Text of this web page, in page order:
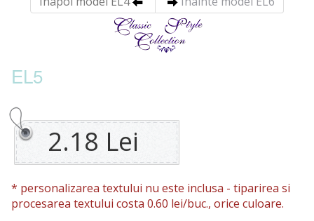
EL5
2.18 Lei
* personalizarea textului nu este inclusa - tiparirea si
procesarea textului costa 0.60 lei/buc., orice culoare.